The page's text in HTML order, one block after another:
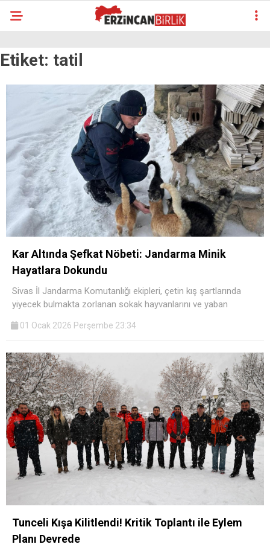
Etiket: tatil
Kar Altında Şefkat Nöbeti: Jandarma Minik
Hayatlara Dokundu
Sivas İl Jandarma Komutanlığı ekipleri, çetin kış şartlarında
yiyecek bulmakta zorlanan sokak hayvanlarını ve yaban
01 Ocak 2026 Perşembe 23:34
Tunceli Kışa Kilitlendi! Kritik Toplantı ile Eylem
Planı Devrede